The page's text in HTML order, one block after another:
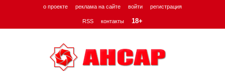
о проекте реклама на сайте войти регистрация
RSS контакты 18+